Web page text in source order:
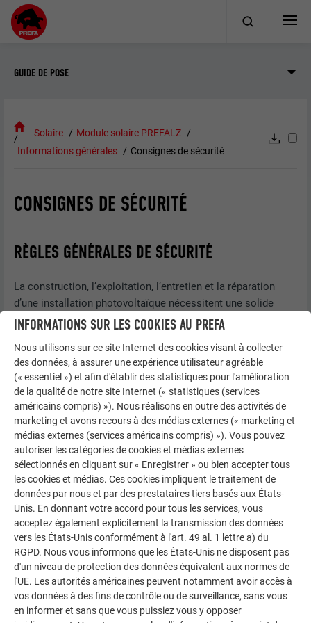
GUIDE DE POSE
Solaire
Module solaire PREFALZ
Informations générales
Consignes de sécurité
CONSIGNES DE SÉCURITÉ
RÈGLES GÉNÉRALES DE SÉCURITÉ
La construction, l’exploitation, l’entretien et la réparation
d’une installation photovoltaïque nécessitent une solide
expertise. Tous les travaux doivent donc être exclusivement
Lisez attentivement les présentes instructions de pose avant
d’installer, de mettre en service ou d’entretenir l’installation
photovoltaïque.
Le non-respect des consignes de sécurité et des règles de
prévention des accidents peut entraîner des blessures
corporelles et des dommages matériels. Éloignez les
enfants et les personnes vulnérables !
Les instructions de pose reflètent l’état actuel de la
technique et du développement du produit au moment de la
publication, et font l’objet de modifications régulières. Ne
tenez compte que de l’état actualisé du document.
L’entreprise spécialisée et l’exploitant de l’installation
photovoltaïque sont responsables du respect et de la
surveillance de toutes les réglementations légales, normes,
INFORMATIONS SUR LES COOKIES AU PREFA
Nous utilisons sur ce site Internet des cookies visant à collecter
des données, à assurer une expérience utilisateur agréable
(« essentiel ») et afin d'établir des statistiques pour l'amélioration
de la qualité de notre site Internet (« statistiques (services
américains compris) »). Nous réalisons en outre des activités de
marketing et avons recours à des médias externes (« marketing et
médias externes (services américains compris) »). Vous pouvez
autoriser les catégories de cookies et médias externes
sélectionnés en cliquant sur « Enregistrer » ou bien accepter tous
les cookies et médias. Ces cookies impliquent le traitement de
données par nous et par des prestataires tiers basés aux États-
Unis. En donnant votre accord pour tous les services, vous
acceptez également explicitement la transmission des données
vers les États-Unis conformément à l'art. 49 al. 1 lettre a) du
RGPD. Nous vous informons que les États-Unis ne disposent pas
d'un niveau de protection des données équivalent aux normes de
l'UE. Les autorités américaines peuvent notamment avoir accès à
vos données à des fins de contrôle ou de surveillance, sans vous
en informer et sans que vous puissiez vous y opposer